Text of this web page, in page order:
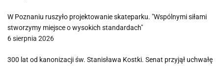
W Poznaniu ruszyło projektowanie skateparku. "Wspólnymi siłami
stworzymy miejsce o wysokich standardach"
6 sierpnia 2026
300 lat od kanonizacji św. Stanisława Kostki. Senat przyjął uchwałę